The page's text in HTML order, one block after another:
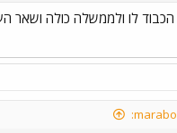
לו ולממשלה כולה ושאר